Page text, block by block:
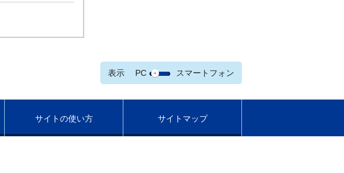
表示 PC スマートフォン
サイトの使い方 サイトマップ